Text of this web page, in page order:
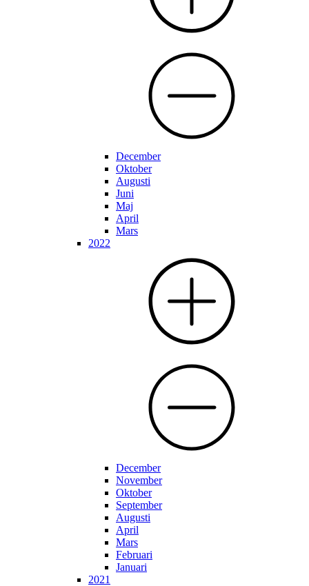
December
Oktober
Augusti
Juni
Maj
April
Mars
2022
December
November
Oktober
September
Augusti
April
Mars
Februari
Januari
2021